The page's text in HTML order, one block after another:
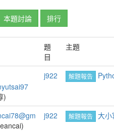
本題討論 排行
題
目
主題
)
j922 解題報告
j922 解題報告 大小